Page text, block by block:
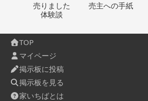
売りました
体験談
売主への手紙
TOP
マイページ
掲示板に投稿
掲示板を見る
家いちばとは